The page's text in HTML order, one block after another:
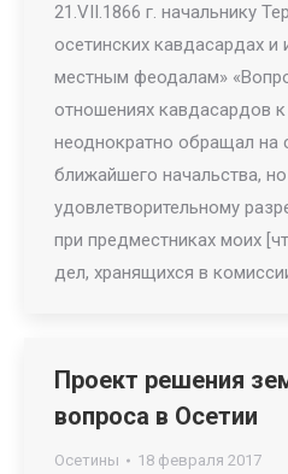
21.VII.1866 г. начальнику
осетинских кавдасардах и
местным феодалам»
отношениях кавдасардов
неоднократно обращал на
ближайшего начальства,
удовлетворительному
при предместниках моих
дел, хранящихся в
Проект решения
вопроса в Осетии
Осетины 18 февраля 2017